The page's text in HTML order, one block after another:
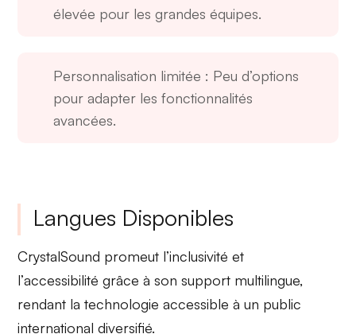
élevée pour les grandes équipes.
Personnalisation limitée : Peu d’options
pour adapter les fonctionnalités
avancées.
Langues Disponibles
CrystalSound promeut l’inclusivité et
l’accessibilité grâce à son support multilingue,
rendant la technologie accessible à un public
international diversifié.